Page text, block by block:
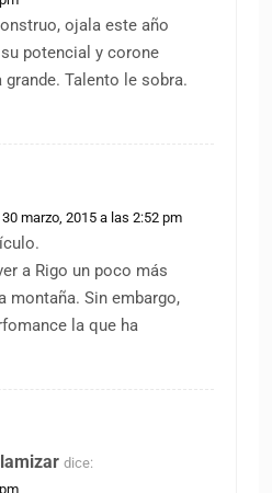
ojala este año
potencial y corone
Talento le sobra.
30 marzo, 2015 a las 2:52 pm
a Rigo un poco más
montaña. Sin embargo,
la que ha
dice: